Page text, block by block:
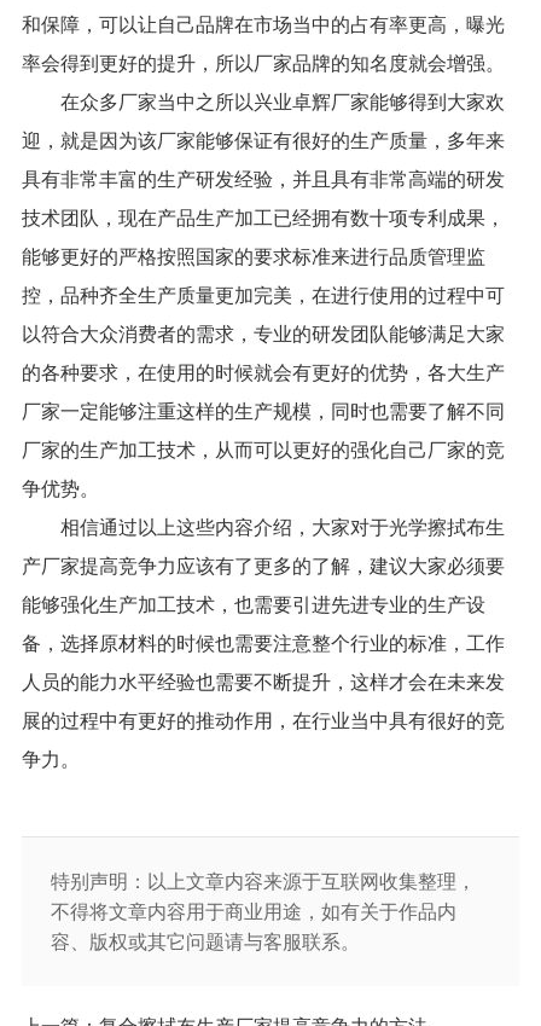
和保障，可以让自己品牌在市场当中的占有率更高，曝光
率会得到更好的提升，所以厂家品牌的知名度就会增强。
在众多厂家当中之所以兴业卓辉厂家能够得到大家欢
迎，就是因为该厂家能够保证有很好的生产质量，多年来
具有非常丰富的生产研发经验，并且具有非常高端的研发
技术团队，现在产品生产加工已经拥有数十项专利成果，
能够更好的严格按照国家的要求标准来进行品质管理监
控，品种齐全生产质量更加完美，在进行使用的过程中可
以符合大众消费者的需求，专业的研发团队能够满足大家
的各种要求，在使用的时候就会有更好的优势，各大生产
厂家一定能够注重这样的生产规模，同时也需要了解不同
厂家的生产加工技术，从而可以更好的强化自己厂家的竞
争优势。
相信通过以上这些内容介绍，大家对于光学擦拭布生
产厂家提高竞争力应该有了更多的了解，建议大家必须要
能够强化生产加工技术，也需要引进先进专业的生产设
备，选择原材料的时候也需要注意整个行业的标准，工作
人员的能力水平经验也需要不断提升，这样才会在未来发
展的过程中有更好的推动作用，在行业当中具有很好的竞
争力。
特别声明：以上文章内容来源于互联网收集整理，
不得将文章内容用于商业用途，如有关于作品内
容、版权或其它问题请与客服联系。